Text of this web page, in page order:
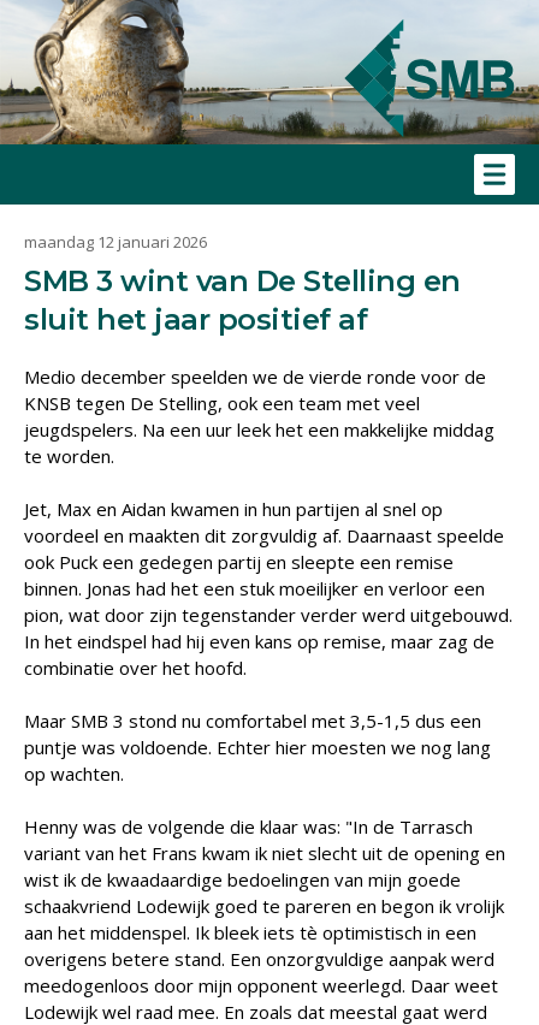
maandag 12 januari 2026
SMB 3 wint van De Stelling en
sluit het jaar positief af
Medio december speelden we de vierde ronde voor de
KNSB tegen De Stelling, ook een team met veel
jeugdspelers. Na een uur leek het een makkelijke middag
te worden.
Jet, Max en Aidan kwamen in hun partijen al snel op
voordeel en maakten dit zorgvuldig af. Daarnaast speelde
ook Puck een gedegen partij en sleepte een remise
binnen. Jonas had het een stuk moeilijker en verloor een
pion, wat door zijn tegenstander verder werd uitgebouwd.
In het eindspel had hij even kans op remise, maar zag de
combinatie over het hoofd.
Maar SMB 3 stond nu comfortabel met 3,5-1,5 dus een
puntje was voldoende. Echter hier moesten we nog lang
op wachten.
Henny was de volgende die klaar was: "In de Tarrasch
variant van het Frans kwam ik niet slecht uit de opening en
wist ik de kwaadaardige bedoelingen van mijn goede
schaakvriend Lodewijk goed te pareren en begon ik vrolijk
aan het middenspel. Ik bleek iets tè optimistisch in een
overigens betere stand. Een onzorgvuldige aanpak werd
meedogenloos door mijn opponent weerlegd. Daar weet
Lodewijk wel raad mee. En zoals dat meestal gaat werd